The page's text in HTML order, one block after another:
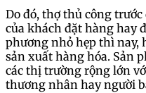
Do đó, thợ thủ công
của khách đặt hàng hay
phương nhỏ hẹp thì nay,
sản xuất hàng hóa. Sản
các thị trường rộng lớn
thương nhân hay người